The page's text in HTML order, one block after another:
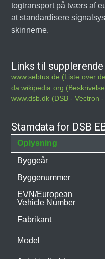
togtransport på tværs af
at standardisere
skinnerne.
Links til
www.sebtus.de (Liste over
da.wikipedia.org
www.dsb.dk (DSB - Vectron
Stamdata for DSB
Oplysning
Byggeår
Byggenummer
EVN/European
Vehicle Number
Fabrikant
Model